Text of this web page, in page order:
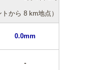
トから 8 km地点）
0.0mm
-